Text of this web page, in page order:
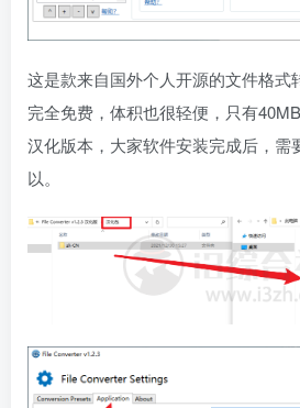
这是款来自国外个人开源的文件格式
完全免费，体积也很轻便，只有
汉化版本，大家软件安装完成后，需
以。